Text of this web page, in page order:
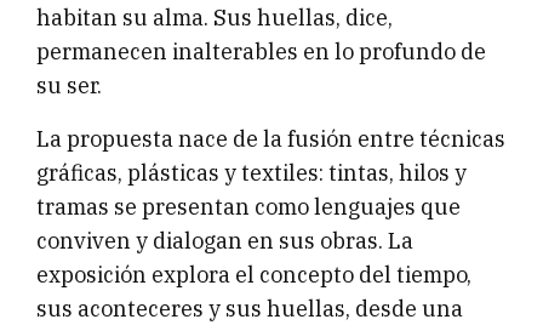
habitan su alma. Sus huellas, dice,
permanecen inalterables en lo profundo de
su ser.
La propuesta nace de la fusión entre técnicas
gráficas, plásticas y textiles: tintas, hilos y
tramas se presentan como lenguajes que
conviven y dialogan en sus obras. La
exposición explora el concepto del tiempo,
sus aconteceres y sus huellas, desde una